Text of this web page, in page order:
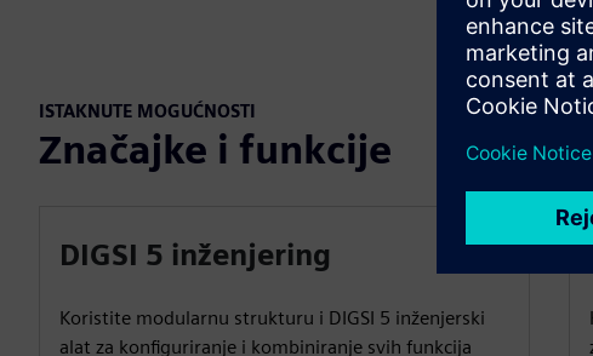
ISTAKNUTE MOGUĆNOSTI
Značajke i funkcije
DIGSI 5 inženjering
Koristite modularnu strukturu i DIGSI 5 inženjerski
alat za konfiguriranje i kombiniranje svih funkcija